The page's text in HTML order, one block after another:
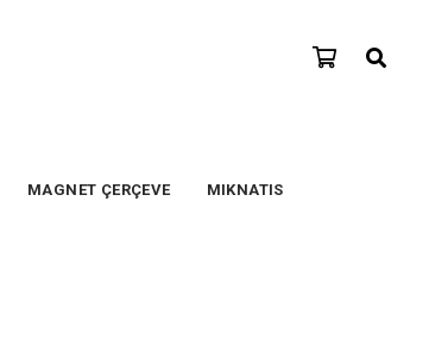
MAGNET ÇERÇEVE MIKNATIS